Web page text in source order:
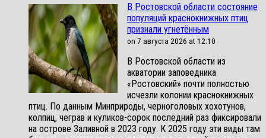
В Ростовской области состояние
популяций краснокнижных птиц
признали угнетённым
on 7 августа 2026 at 12:10
В Ростовской области из
акватории заповедника
«Ростовский» почти полностью
исчезли колонии краснокнижных
птиц. По данным Минприроды, черноголовых хохотунов,
колпиц, чеграв и куликов-сорок последний раз фиксировали
на острове Заливной в 2023 году. К 2025 году эти виды там